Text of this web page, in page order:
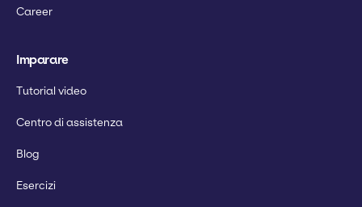
Career
Imparare
Tutorial video
Centro di assistenza
Blog
Esercizi